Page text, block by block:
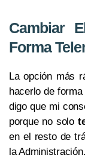
Cambiar
Forma
La opción más
hacerlo de
digo que mi
porque no solo
en el resto de
la Administración.